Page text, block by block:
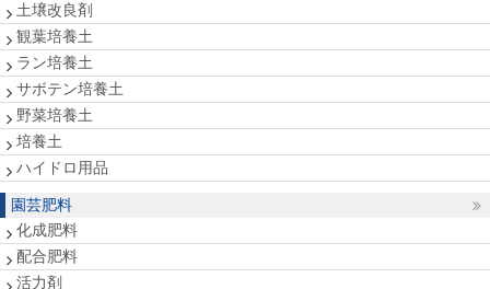
土壌改良剤
観葉培養土
ラン培養土
サボテン培養土
野菜培養土
培養土
ハイドロ用品
園芸肥料
化成肥料
配合肥料
活力剤